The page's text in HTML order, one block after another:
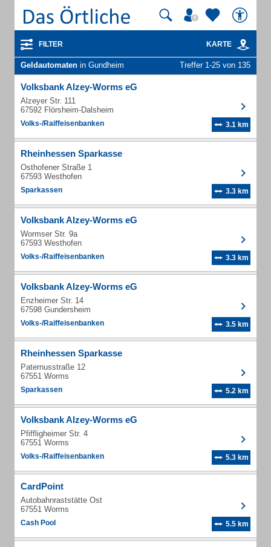
FILTER KARTE
Geldautomaten in Gundheim Treffer 1-25 von 135
Volksbank Alzey-Worms eG
Alzeyer Str. 111
67592 Flörsheim-Dalsheim
Volks-/Raiffeisenbanken 3.1 km
Rheinhessen Sparkasse
Osthofener Straße 1
67593 Westhofen
Sparkassen 3.3 km
Volksbank Alzey-Worms eG
Wormser Str. 9a
67593 Westhofen
Volks-/Raiffeisenbanken 3.3 km
Volksbank Alzey-Worms eG
Enzheimer Str. 14
67598 Gundersheim
Volks-/Raiffeisenbanken 3.5 km
Rheinhessen Sparkasse
Paternusstraße 12
67551 Worms
Sparkassen 5.2 km
Volksbank Alzey-Worms eG
Pfiffligheimer Str. 4
67551 Worms
Volks-/Raiffeisenbanken 5.3 km
CardPoint
Autobahnraststätte Ost
67551 Worms
Cash Pool 5.5 km